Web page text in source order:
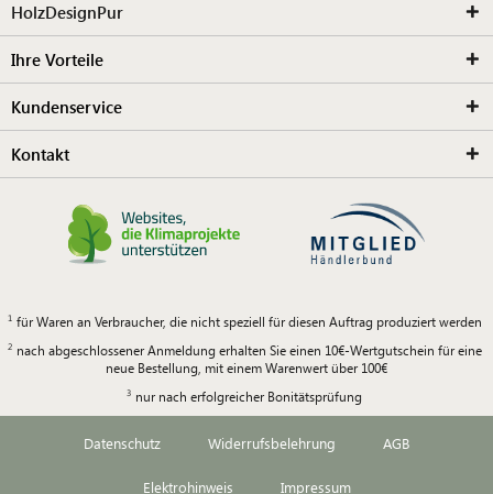
HolzDesignPur
Ihre Vorteile
Kundenservice
Kontakt
für Waren an Verbraucher, die nicht speziell für diesen Auftrag produziert werden
nach abgeschlossener Anmeldung erhalten Sie einen 10€-Wertgutschein für eine
neue Bestellung, mit einem Warenwert über 100€
nur nach erfolgreicher Bonitätsprüfung
Datenschutz Widerrufsbelehrung AGB
Elektrohinweis Impressum